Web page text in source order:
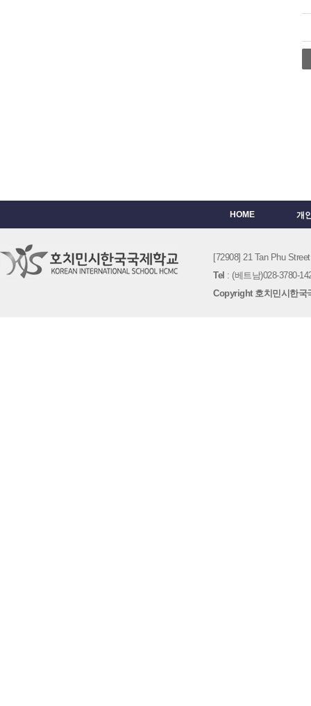
HOME 개
[72908] 21 Tan Phu
Tel : (베트남)028-3780-
Copyright 호치민시한국